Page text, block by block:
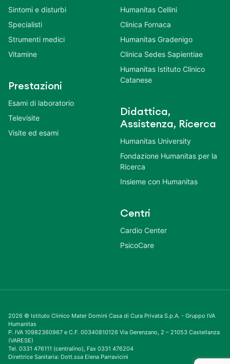
Sintomi e disturbi
Specialisti
Strumenti medici
Vitamine
Prestazioni
Esami di laboratorio
Televisite
Visite ed esami
Humanitas Cellini
Clinica Fornaca
Humanitas Gradenigo
Clinica Sedes Sapientiae
Humanitas Istituto Clinico
Catanese
Didattica,
Assistenza, Ricerca
Humanitas University
Fondazione Humanitas per la
Ricerca
Insieme con Humanitas
Centri
Cardio Center
PsicoCare
2026 © Istituto Clinico Mater Domini Casa di Cura Privata S.p.A. - Gruppo IVA
Humanitas
P. IVA 10982360967 e C.F. 00340810126 Via Gerenzano, 2 – 21053 Castellanza
(VARESE)
Tel. 0331 476111 (centralino), Fax 0331 476204
Direttrice Sanitaria: Dott.ssa Elena Parravicini